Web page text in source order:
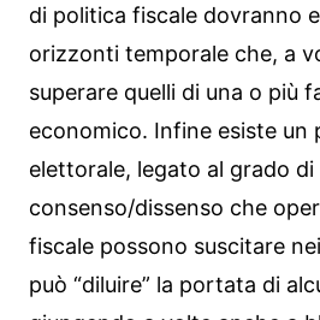
di politica fiscale dovranno
orizzonti temporale che, a
superare quelli di una o più
economico. Infine esiste un
elettorale, legato al grado di
consenso/dissenso che
fiscale possono suscitare
può “diluire” la portata di